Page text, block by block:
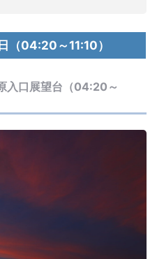
（04:20～11:10）
入口展望台（04:20～